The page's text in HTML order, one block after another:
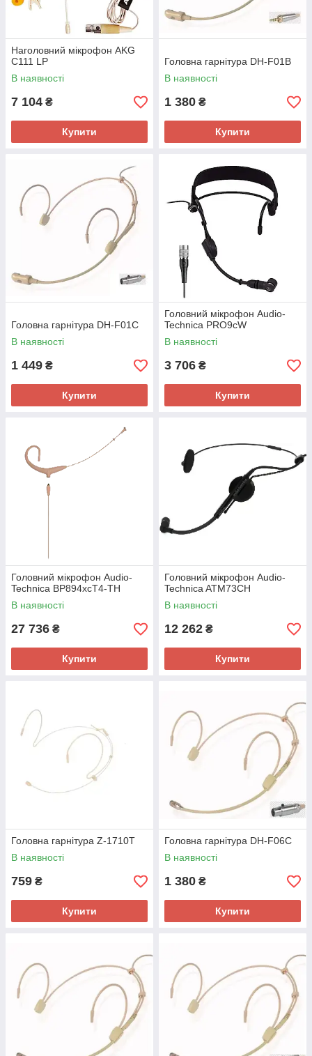
Наголовний мікрофон AKG
C111 LP
В наявності
7 104 ₴
Купити
Головна гарнітура DH-F01B
В наявності
1 380 ₴
Купити
Головна гарнітура DH-F01C
В наявності
1 449 ₴
Купити
Головний мікрофон Audio-
Technica PRO9cW
В наявності
3 706 ₴
Купити
Головний мікрофон Audio-
Technica BP894xcT4-TH
В наявності
27 736 ₴
Купити
Головний мікрофон Audio-
Technica ATM73CH
В наявності
12 262 ₴
Купити
Головна гарнітура Z-1710T
В наявності
759 ₴
Купити
Головна гарнітура DH-F06C
В наявності
1 380 ₴
Купити